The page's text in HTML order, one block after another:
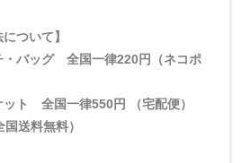
ついて】
・バッグ 全国一律220円（ネコポ
ット 全国一律550円 （宅配便）
送料無料）